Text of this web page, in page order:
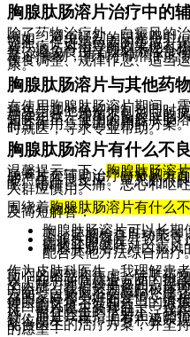
胸腺肽肠溶片治疗中的
除了药物治疗外，白癜风的
例如：避免强烈的阳光照射
光照，促进黑色素的生成。
对疾病，对治疗的效果也有
养，避免食用辛辣刺激性食
量)的食物，有利于病情的控
饮食调整、规律作息、适当
康。
胸腺肽肠溶片与其他药
在使用胸腺肽肠溶片期间，
避免与其他免疫抑制剂同时
增强药效，增加不良反应的
知医生正在使用的胸腺肽肠
相互作用，并调整用药方案
时就医，寻求专业帮助。
胸腺肽肠溶片有什么不
温馨提示一下，胸腺肽肠溶
肠溶片在辅助治疗白癜风方
能产生不良反应。常见的不
眩、嗜睡、头痛、恶心和呕
人群应慎用。
围绕着胸腺肽肠溶片有什么
及简短解答：
胸腺肽肠溶片可以长期
下，定期检查肝功能等
胸腺肽肠溶片导致不良
症状立即就医。
胸腺肽肠溶片对白癜风
配合其他方法综合治疗
作为皮肤科医生，我理解患
面临的困惑和焦虑。除了药
议：在您面临就业方面的挑
个人能力才是较重要的，疾
的阻碍，我们鼓励您积极展
方面，白癜风不会影响您建
福的家庭和美好的爱情，请
健康的饮食习惯和适当的锻
疗白癜风也大有裨益。一位
风，但在医生的帮助下，我
好，而且我重拾了对生活的
这位朋友一样，拥有积极乐
配合医生的治疗方案，并坚
的愿望！